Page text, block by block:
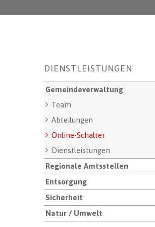
Unternavigation
DIENSTLEISTUNGEN
Gemeindeverwaltung
Team
Abteilungen
Online-Schalter
Dienstleistungen
Regionale Amtsstellen
Entsorgung
Sicherheit
Natur / Umwelt